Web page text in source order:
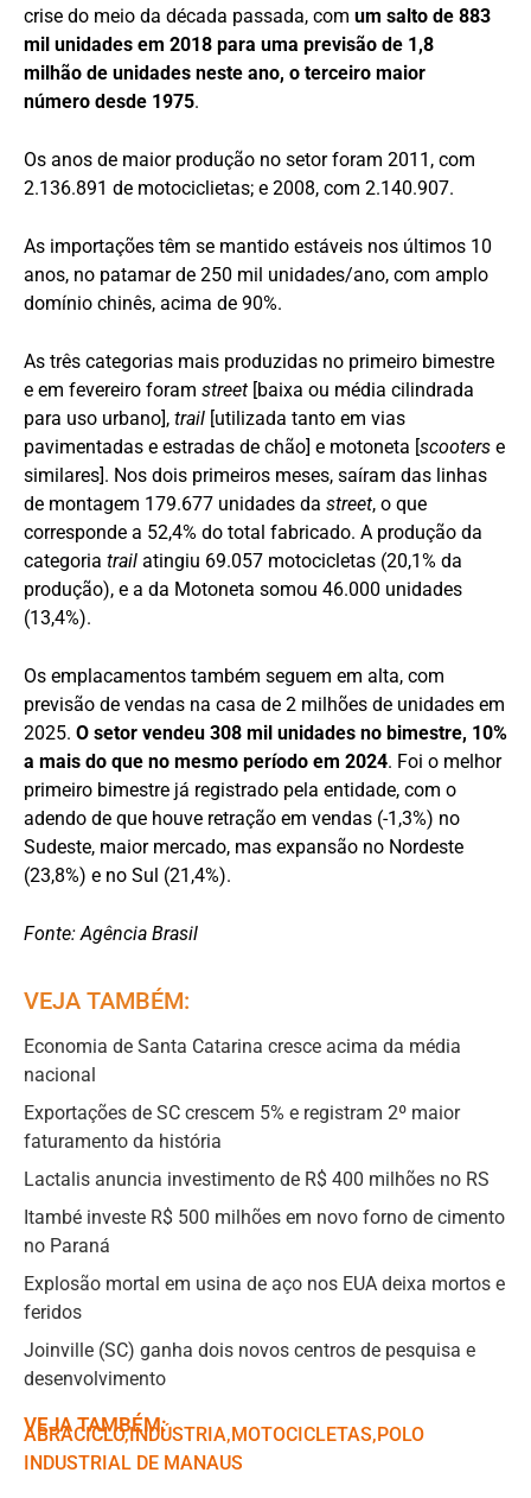
crise do meio da década passada, com um salto de 883
mil unidades em 2018 para uma previsão de 1,8
milhão de unidades neste ano, o terceiro maior
número desde 1975.
Os anos de maior produção no setor foram 2011, com
2.136.891 de motociclietas; e 2008, com 2.140.907.
As importações têm se mantido estáveis nos últimos 10
anos, no patamar de 250 mil unidades/ano, com amplo
domínio chinês, acima de 90%.
As três categorias mais produzidas no primeiro bimestre
e em fevereiro foram street [baixa ou média cilindrada
para uso urbano], trail [utilizada tanto em vias
pavimentadas e estradas de chão] e motoneta [scooters e
similares]. Nos dois primeiros meses, saíram das linhas
de montagem 179.677 unidades da street, o que
corresponde a 52,4% do total fabricado. A produção da
categoria trail atingiu 69.057 motocicletas (20,1% da
produção), e a da Motoneta somou 46.000 unidades
(13,4%).
Os emplacamentos também seguem em alta, com
previsão de vendas na casa de 2 milhões de unidades em
2025. O setor vendeu 308 mil unidades no bimestre, 10%
a mais do que no mesmo período em 2024. Foi o melhor
primeiro bimestre já registrado pela entidade, com o
adendo de que houve retração em vendas (-1,3%) no
Sudeste, maior mercado, mas expansão no Nordeste
(23,8%) e no Sul (21,4%).
Fonte: Agência Brasil
VEJA TAMBÉM:
Economia de Santa Catarina cresce acima da média
nacional
Exportações de SC crescem 5% e registram 2º maior
faturamento da história
Lactalis anuncia investimento de R$ 400 milhões no RS
Itambé investe R$ 500 milhões em novo forno de cimento
no Paraná
Explosão mortal em usina de aço nos EUA deixa mortos e
feridos
Joinville (SC) ganha dois novos centros de pesquisa e
desenvolvimento
VEJA TAMBÉM:
ABRACICLO,ㅤINDÚSTRIA,ㅤMOTOCICLETAS,ㅤPOLO
INDUSTRIAL DE MANAUS